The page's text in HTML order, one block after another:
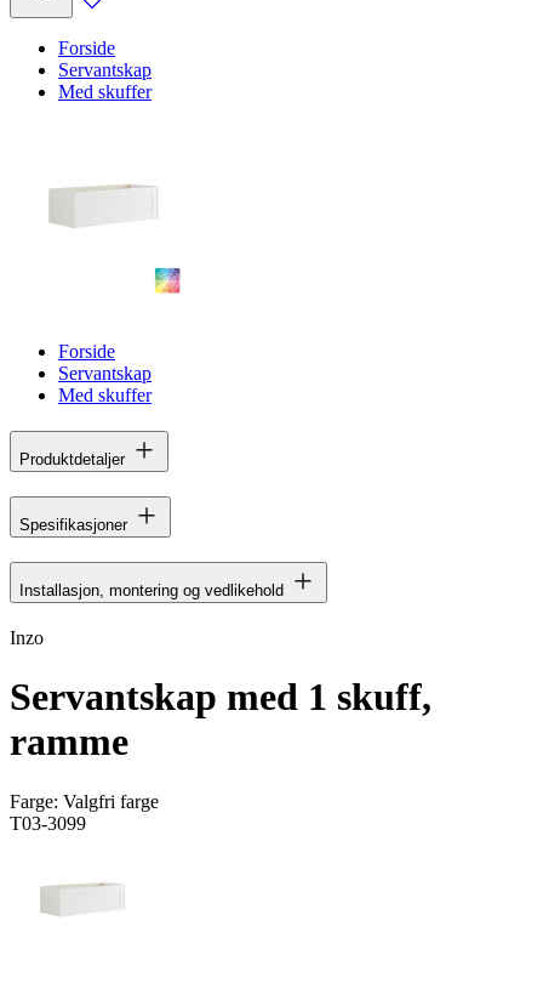
Forside
Servantskap
Med skuffer
Forside
Servantskap
Med skuffer
Produktdetaljer
Spesifikasjoner
Installasjon, montering og vedlikehold
Inzo
Servantskap med 1 skuff,
ramme
Farge: Valgfri farge
T03-3099